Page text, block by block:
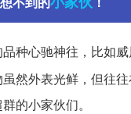
种心驰神往，比如
然外表光鲜，但往
的小家伙们。